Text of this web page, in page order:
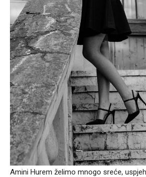
Amini Hurem želimo mnogo sreće,